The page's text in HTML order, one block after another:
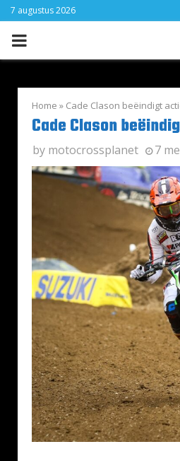
7 augustus 2026
PRIMARY
Home » Cade Clason beëindigt
Cade Clason
by motocrossplanet 7